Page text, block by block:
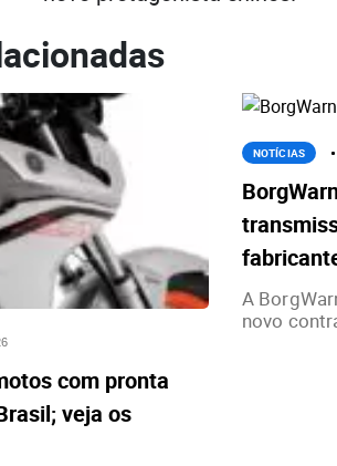
com pronta
veja os
NOTÍCIAS
A
novo